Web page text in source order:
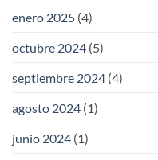
enero 2025 (4)
octubre 2024 (5)
septiembre 2024 (4)
agosto 2024 (1)
junio 2024 (1)